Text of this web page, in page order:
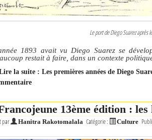
Le port de Diego Suarez après
1893 avait vu Diego Suarez se
restait à faire, dans un contexte
la suite : Les premières années de Diego
13ème édition : les
par Hanitra Rakotomalala Catégorie : Culture